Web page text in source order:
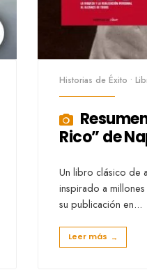
Historias de Éxito •
Rico” de
Un libro clásico de
inspirado a
su publicación en...
Leer más →